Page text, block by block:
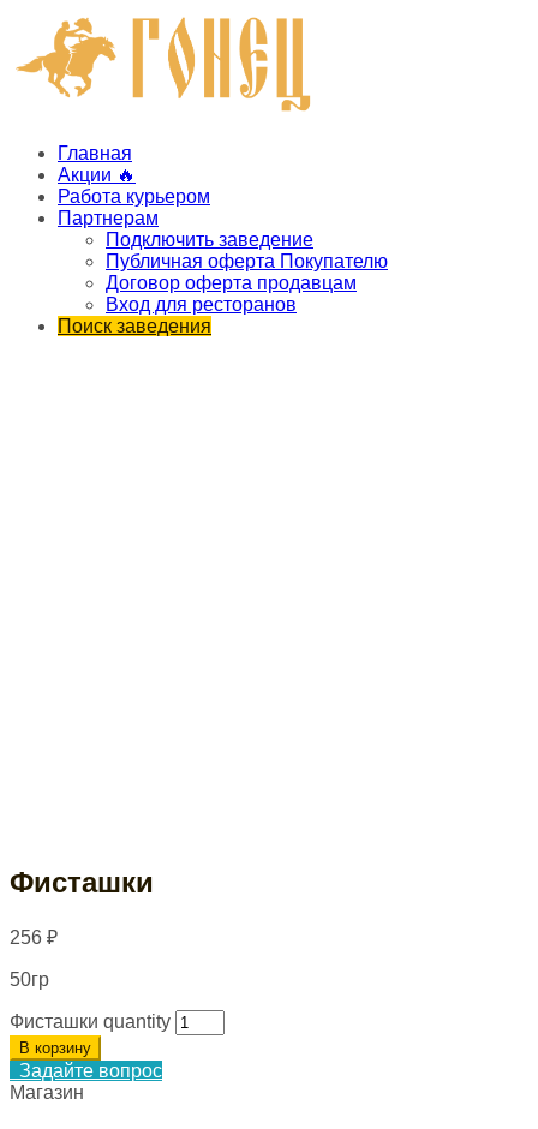
Главная
Акции 🔥
Работа курьером
Партнерам
Подключить заведение
Публичная оферта Покупателю
Договор оферта продавцам
Вход для ресторанов
Поиск заведения
Фисташки
256 ₽
50гр
Фисташки quantity
В корзину
Задайте вопрос
Магазин